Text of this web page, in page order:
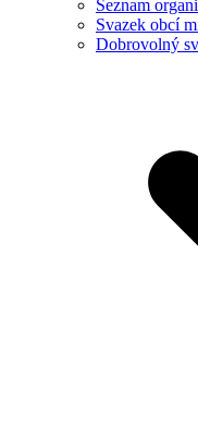
Seznam
Svazek obcí
Dobrovolný